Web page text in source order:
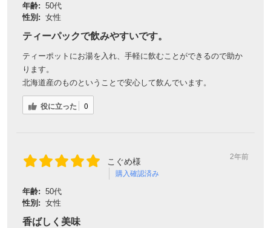
年齢: 50代
性別: 女性
ティーパックで飲みやすいです。
ティーポットにお湯を入れ、手軽に飲むことができるので助か
ります。
北海道産のものということで安心して飲んでいます。
役に立った 0
こぐめ様
購入確認済み
2年前
年齢: 50代
性別: 女性
香ばしく美味